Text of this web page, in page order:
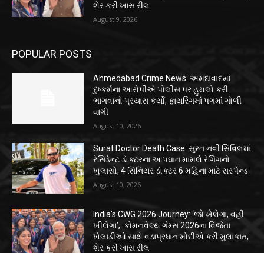
શેર કરી ખાસ રીલ
August 9, 2026
POPULAR POSTS
Ahmedabad Crime News: અમદાવાદમાં
દુષ્કર્મના આરોપીએ પોલીસ પર હુમલો કરી
ભાગવાનો પ્રયાસ કર્યો, ફાયરિંગમાં પગમાં ગોળી
વાગી
August 10, 2026
Surat Doctor Death Case: સુરત નવી સિવિલમાં
રેસિડેન્ટ ડૉક્ટરના આપઘાત મામલે રેગિંગનો
ખુલાસો, 4 સિનિયર ડૉક્ટર 6 મહિના માટે સસ્પેન્ડ
August 10, 2026
India’s CWG 2026 Journey: ‘જો ખેલેગા, વહીં
ખીલેગા’, કોમનવેલ્થ ગેમ્સ 2026ના વિજેતા
ખેલાડીઓ સાથે વડાપ્રધાન મોદીએ કરી મુલાકાત,
શેર કરી ખાસ રીલ